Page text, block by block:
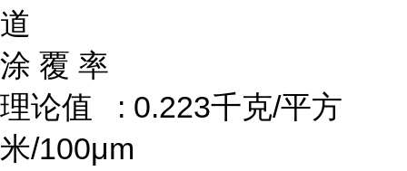
道
涂 覆 率
理论值 : 0.223千克/平方
米/100μm